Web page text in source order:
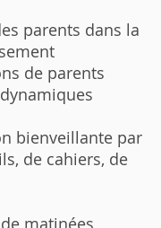
parents dans la
de parents
dynamiques
bienveillante par
de cahiers, de
matinées